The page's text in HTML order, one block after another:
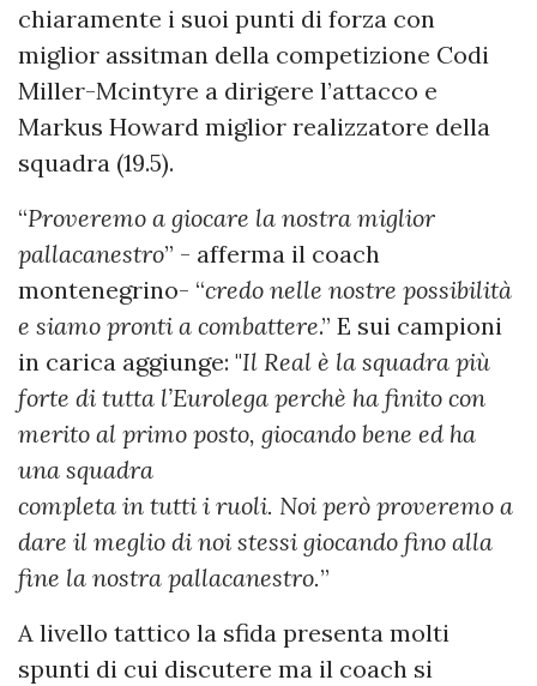
chiaramente i suoi punti di forza con
miglior assitman della competizione Codi
Miller-Mcintyre a dirigere l’attacco e
Markus Howard miglior realizzatore della
squadra (19.5).
“Proveremo a giocare la nostra miglior
pallacanestro” - afferma il coach
montenegrino- “credo nelle nostre possibilità
e siamo pronti a combattere.” E sui campioni
in carica aggiunge: "Il Real è la squadra più
forte di tutta l’Eurolega perchè ha finito con
merito al primo posto, giocando bene ed ha
una squadra
completa in tutti i ruoli. Noi però proveremo a
dare il meglio di noi stessi giocando fino alla
fine la nostra pallacanestro.”
A livello tattico la sfida presenta molti
spunti di cui discutere ma il coach si